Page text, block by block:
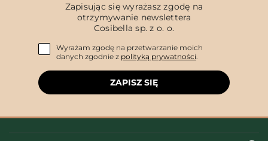
Zapisując się wyrażasz zgodę na
otrzymywanie newslettera
Cosibella sp. z o. o.
Wyrażam zgodę na przetwarzanie moich
danych zgodnie z polityką prywatności.
ZAPISZ SIĘ